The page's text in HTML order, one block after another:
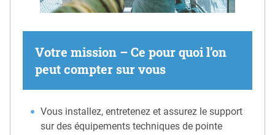
Votre mission – Ce pour quoi l’on
peut compter sur vous
Vous installez, entretenez et assurez le support
sur des équipements techniques de pointe